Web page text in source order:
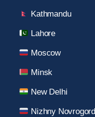
Kathmandu
Lahore
Moscow
Minsk
New Delhi
Nizhny Novrogord